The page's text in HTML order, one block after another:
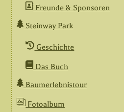
Freunde & Sponsoren
Steinway Park
Geschichte
Das Buch
Baumerlebnistour
Fotoalbum